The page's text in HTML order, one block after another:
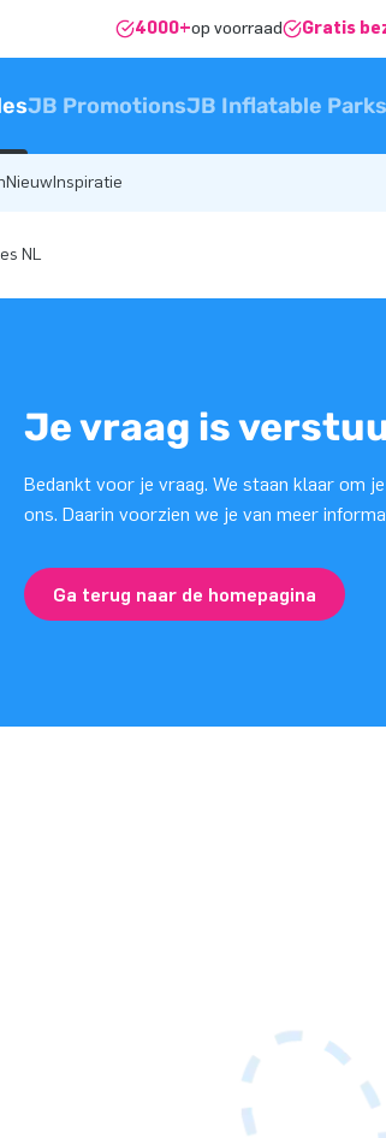
4000+op voorraad Gratis
JB PromotionsJB Inflatable Parks
NieuwInspiratie
NL
Je vraag is
Bedankt voor je vraag. We staan klaar om
ons. Daarin voorzien we je van meer
Ga terug naar de homepagina